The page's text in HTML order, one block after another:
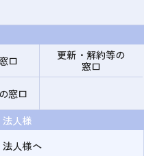
口
更新・解約等の
窓口
窓口
法人様
法人様へ